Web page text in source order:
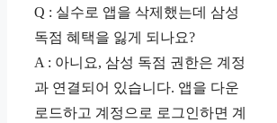
Q : 실수로 앱을 삭제했는데 삼성
독점 혜택을 잃게 되나요?
A : 아니요, 삼성 독점 권한은 계정
과 연결되어 있습니다. 앱을 다운
로드하고 계정으로 로그인하면 계